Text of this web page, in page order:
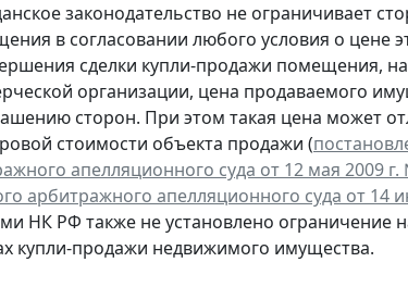
законодательство не ограничивает
в согласовании любого условия о цене
сделки купли-продажи помещения,
организации, цена продаваемого
сторон. При этом такая цена может
стоимости объекта продажи (
апелляционного суда от 12 мая 2009
арбитражного апелляционного суда от 14
НК РФ также не установлено ограничение
купли-продажи недвижимого имущества.